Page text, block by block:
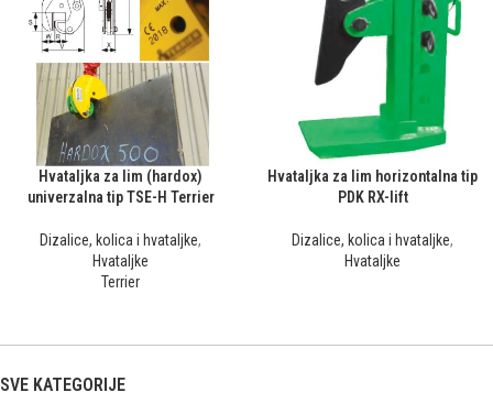
Hvataljka za lim (hardox)
univerzalna tip TSE-H Terrier
Dizalice, kolica i hvataljke,
Hvataljke
Terrier
Hvataljka za lim horizontalna tip
PDK RX-lift
Dizalice, kolica i hvataljke,
Hvataljke
SVE KATEGORIJE